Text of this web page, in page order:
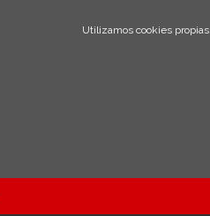
Utilizamos cookies